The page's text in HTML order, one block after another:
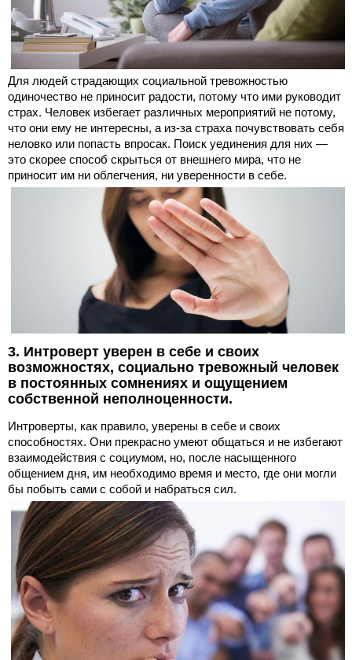
Для людей страдающих социальной тревожностью
одиночество не приносит радости, потому что ими руководит
страх. Человек избегает различных мероприятий не потому,
что они ему не интересны, а из-за страха почувствовать себя
неловко или попасть впросак. Поиск уединения для них —
это скорее способ скрыться от внешнего мира, что не
приносит им ни облегчения, ни уверенности в себе.
3. Интроверт уверен в себе и своих
возможностях, социально тревожный человек
в постоянных сомнениях и ощущением
собственной неполноценности.
Интроверты, как правило, уверены в себе и своих
способностях. Они прекрасно умеют общаться и не избегают
взаимодействия с социумом, но, после насыщенного
общением дня, им необходимо время и место, где они могли
бы побыть сами с собой и набраться сил.